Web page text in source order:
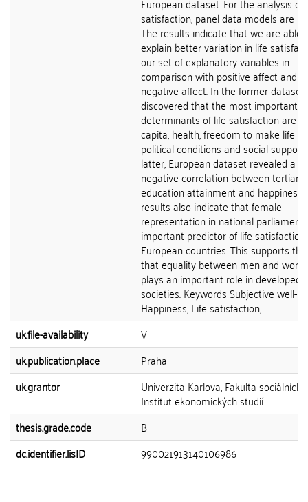
satisfaction, panel data models are
The results indicate that we are able
explain better variation in life
our set of explanatory variables in
comparison with positive affect and
negative affect. In the former
discovered that the most important
determinants of life satisfaction are
capita, health, freedom to make life
political conditions and social
latter, European dataset revealed a
negative correlation between tertiary
education attainment and happiness.
results also indicate that female
representation in national parliament
important predictor of life
European countries. This supports
that equality between men and
plays an important role in developed
societies. Keywords Subjective well-
Happiness, Life satisfaction,...
uk.file-availability
V
uk.publication.place
Praha
uk.grantor
Univerzita Karlova, Fakulta sociálních
Institut ekonomických studií
thesis.grade.code
B
dc.identifier.lisID
990021913140106986